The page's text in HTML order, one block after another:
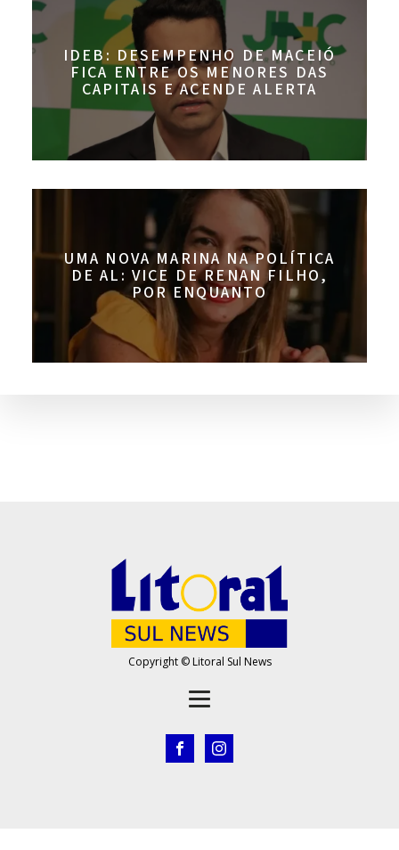
IDEB: DESEMPENHO DE MACEIÓ
FICA ENTRE OS MENORES DAS
CAPITAIS E ACENDE ALERTA
UMA NOVA MARINA NA POLÍTICA
DE AL: VICE DE RENAN FILHO,
POR ENQUANTO
Copyright © Litoral Sul News